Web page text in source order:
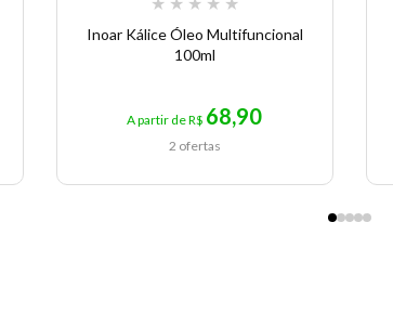
Inoar Kálice Óleo Multifuncional
100ml
A partir de R$ 68,90
2 ofertas